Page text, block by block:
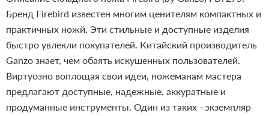
Бренд Firebird известен многим ценителям компактных и
практичных ножй. Эти стильные и доступные изделия
быстро увлекли покупателей. Китайский производитель
Ganzo знает, чем обаять искушенных пользователей.
Виртуозно воплощая свои идеи, ножеманам мастера
предлагают доступные, надежные, аккуратные и
продуманные инструменты. Один из таких –экземпляр